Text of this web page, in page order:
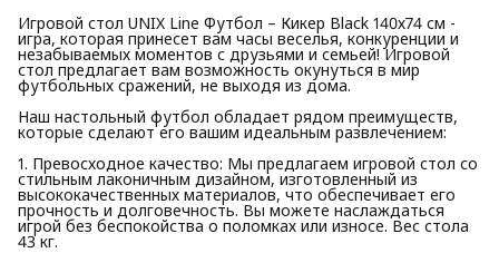
Игровой стол UNIX Line Футбол – Кикер Black 140х74 cм -
игра, которая принесет вам часы веселья, конкуренции и
незабываемых моментов с друзьями и семьей! Игровой
стол предлагает вам возможность окунуться в мир
футбольных сражений, не выходя из дома.
Наш настольный футбол обладает рядом преимуществ,
которые сделают его вашим идеальным развлечением:
1. Превосходное качество: Мы предлагаем игровой стол со
стильным лаконичным дизайном, изготовленный из
высококачественных материалов, что обеспечивает его
прочность и долговечность. Вы можете наслаждаться
игрой без беспокойства о поломках или износе. Вес стола
43 кг.